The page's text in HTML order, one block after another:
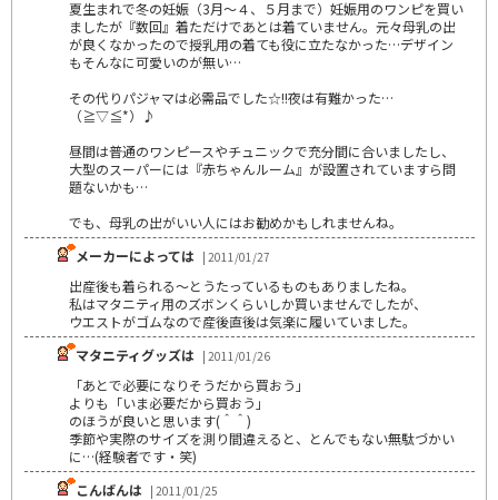
夏生まれで冬の妊娠（3月～４、５月まで）妊娠用のワンピを買い
ましたが『数回』着ただけであとは着ていません。元々母乳の出
が良くなかったので授乳用の着ても役に立たなかった…デザイン
もそんなに可愛いのが無い…
その代りパジャマは必需品でした☆!!夜は有難かった…
（≧▽≦*）♪
昼間は普通のワンピースやチュニックで充分間に合いましたし、
大型のスーパーには『赤ちゃんルーム』が設置されていますら問
題ないかも…
でも、母乳の出がいい人にはお勧めかもしれませんね。
メーカーによっては | 2011/01/27
出産後も着られる～とうたっているものもありましたね。
私はマタニティ用のズボンくらいしか買いませんでしたが、
ウエストがゴムなので産後直後は気楽に履いていました。
マタニティグッズは | 2011/01/26
「あとで必要になりそうだから買おう」
よりも「いま必要だから買おう」
のほうが良いと思います(＾＾)
季節や実際のサイズを測り間違えると、とんでもない無駄づかい
に…(経験者です・笑)
こんばんは | 2011/01/25